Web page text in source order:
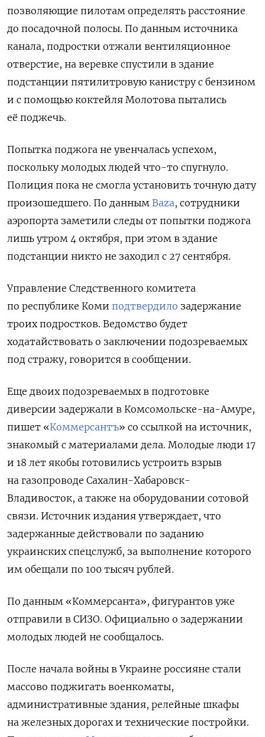
позволяющие пилотам определять расстояние
до посадочной полосы. По данным источника
канала, подростки отжали вентиляционное
отверстие, на веревке спустили в здание
подстанции пятилитровую канистру с бензином
и с помощью коктейля Молотова пытались
её поджечь.
Попытка поджога не увенчалась успехом,
поскольку молодых людей что-то спугнуло.
Полиция пока не смогла установить точную дату
произошедшего. По данным Baza, сотрудники
аэропорта заметили следы от попытки поджога
лишь утром 4 октября, при этом в здание
подстанции никто не заходил с 27 сентября.
Управление Следственного комитета
по республике Коми подтвердило задержание
троих подростков. Ведомство будет
ходатайствовать о заключении подозреваемых
под стражу, говорится в сообщении.
Еще двоих подозреваемых в подготовке
диверсии задержали в Комсомольске-на-Амуре,
пишет «Коммерсантъ» со ссылкой на источник,
знакомый с материалами дела. Молодые люди 17
и 18 лет якобы готовились устроить взрыв
на газопроводе Сахалин-Хабаровск-
Владивосток, а также на оборудовании сотовой
связи. Источник издания утверждает, что
задержанные действовали по заданию
украинских спецслужб, за выполнение которого
им обещали по 100 тысяч рублей.
По данным «Коммерсанта», фигурантов уже
отправили в СИЗО. Официально о задержании
молодых людей не сообщалось.
После начала войны в Украине россияне стали
массово поджигать военкоматы,
административные здания, релейные шкафы
на железных дорогах и технические постройки.